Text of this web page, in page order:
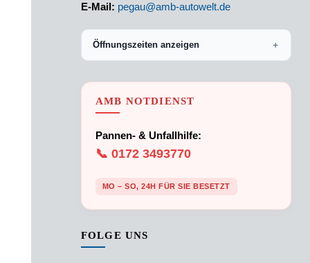
E-Mail: pegau@amb-autowelt.de
Öffnungszeiten anzeigen ＋
AMB NOTDIENST
Pannen- & Unfallhilfe:
📞 0172 3493770
MO – SO, 24H FÜR SIE BESETZT
FOLGE UNS